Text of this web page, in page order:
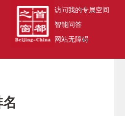
访问我的专属空间
智能问答
网站无障碍